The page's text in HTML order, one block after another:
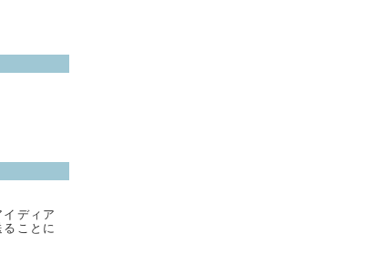
ディア
ことに